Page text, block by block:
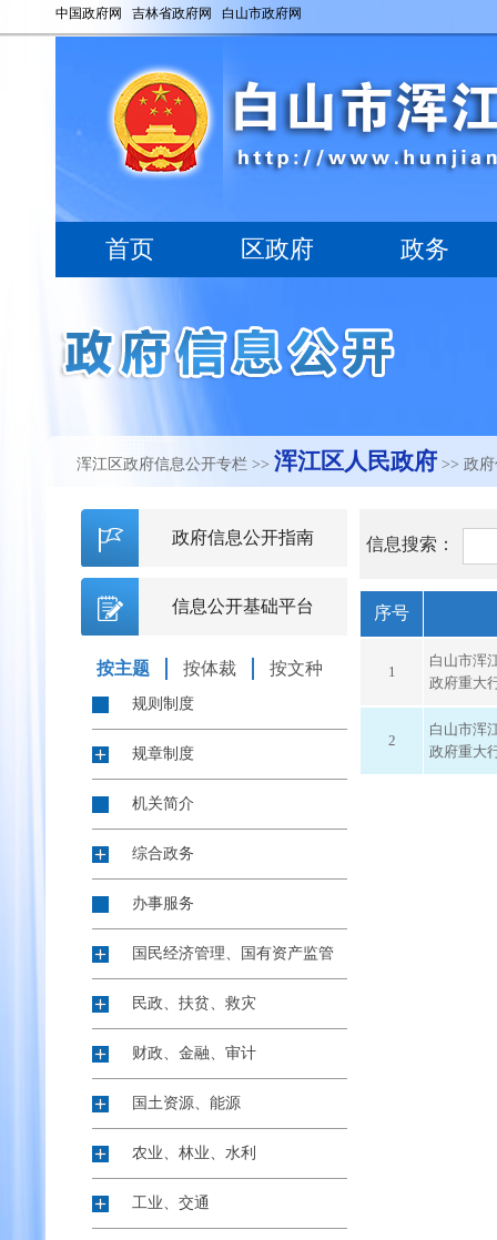
浑江区政府信息公开专栏 >> 浑江区人民政府 >> 政
信息搜索：
序号
1
白山市浑
政府重大
2
白山市浑
政府重大
政府信息公开指南
信息公开基础平台
按主题 按体裁 按文种
规则制度
规章制度
机关简介
综合政务
办事服务
国民经济管理、国有资产监管
民政、扶贫、救灾
财政、金融、审计
国土资源、能源
农业、林业、水利
工业、交通